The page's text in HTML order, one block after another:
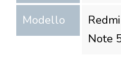
Modello
Note